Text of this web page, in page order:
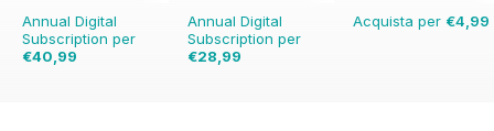
Annual Digital
Subscription per
€40,99
Annual Digital
Subscription per
€28,99
Acquista per €4,99